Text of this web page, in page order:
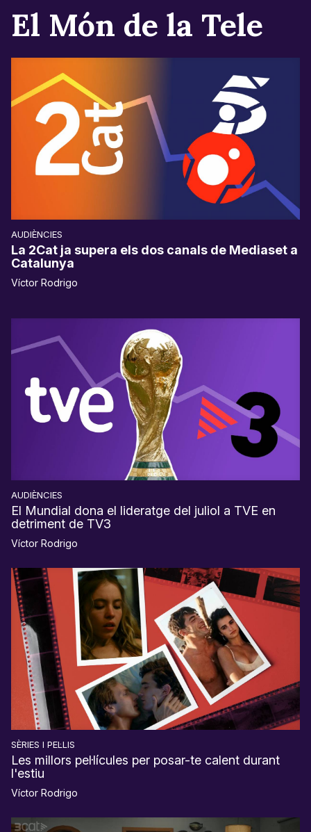
El Món de la Tele
AUDIÈNCIES
La 2Cat ja supera els dos canals de Mediaset a
Catalunya
Víctor Rodrigo
AUDIÈNCIES
El Mundial dona el lideratge del juliol a TVE en
detriment de TV3
Víctor Rodrigo
SÈRIES I PEL·LIS
Les millors pel·lícules per posar-te calent durant
l'estiu
Víctor Rodrigo